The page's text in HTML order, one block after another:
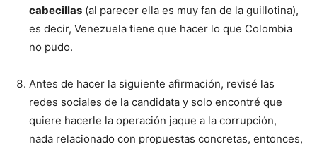
cabecillas (al parecer ella es muy fan de la guillotina),
es decir, Venezuela tiene que hacer lo que Colombia
no pudo.
Antes de hacer la siguiente afirmación, revisé las
redes sociales de la candidata y solo encontré que
quiere hacerle la operación jaque a la corrupción,
nada relacionado con propuestas concretas, entonces,